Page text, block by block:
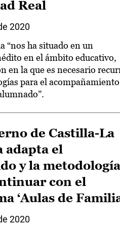
Real
2020
“nos ha situado en un
en el ámbito educativo,
en la que es necesario
para el acompañamiento
de Castilla-La
adapta el
y la metodología
con el
‘Aulas de
2020